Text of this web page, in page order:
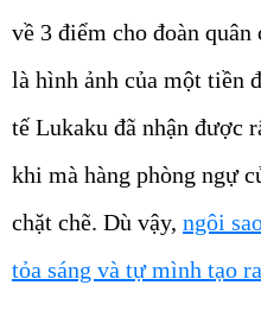
về 3 điểm cho đoàn
là hình ảnh của một tiền
tế Lukaku đã nhận được
khi mà hàng phòng ngự
chặt chẽ. Dù vậy, ngôi
tỏa sáng và tự mình tạo